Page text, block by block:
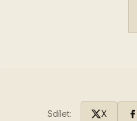
Sdílet: X